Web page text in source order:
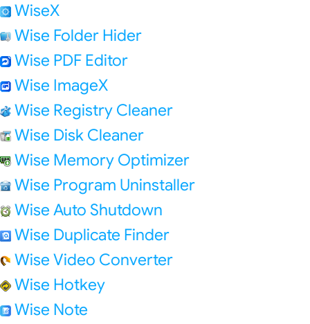
WiseX
Wise Folder Hider
Wise PDF Editor
Wise ImageX
Wise Registry Cleaner
Wise Disk Cleaner
Wise Memory Optimizer
Wise Program Uninstaller
Wise Auto Shutdown
Wise Duplicate Finder
Wise Video Converter
Wise Hotkey
Wise Note